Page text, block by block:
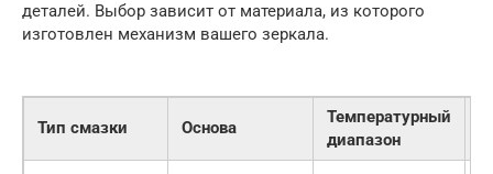
деталей. Выбор зависит от материала, из которого
изготовлен механизм вашего зеркала.
Тип смазки Основа
Температурный
диапазон